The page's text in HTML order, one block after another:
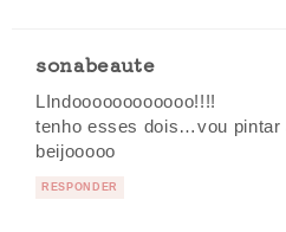
sonabeaute
LIndoooooooooooo!!!!
tenho esses dois…vou pintar
beijooooo
RESPONDER